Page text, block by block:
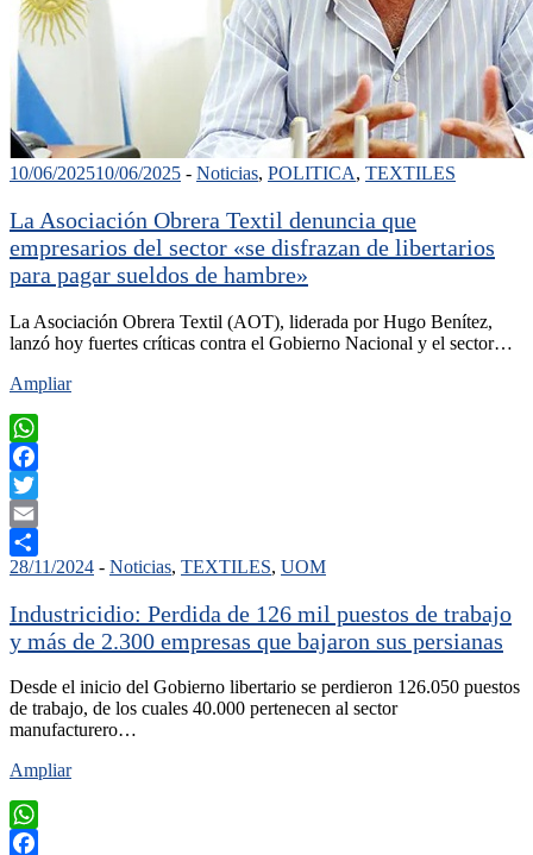
10/06/202510/06/2025 - Noticias, POLITICA, TEXTILES
La Asociación Obrera Textil denuncia que
empresarios del sector «se disfrazan de libertarios
para pagar sueldos de hambre»
La Asociación Obrera Textil (AOT), liderada por Hugo Benítez,
lanzó hoy fuertes críticas contra el Gobierno Nacional y el sector…
Ampliar
WhatsApp
Facebook
Twitter
Email
Compartir
28/11/2024 - Noticias, TEXTILES, UOM
Industricidio: Perdida de 126 mil puestos de trabajo
y más de 2.300 empresas que bajaron sus persianas
Desde el inicio del Gobierno libertario se perdieron 126.050 puestos
de trabajo, de los cuales 40.000 pertenecen al sector
manufacturero…
Ampliar
WhatsApp